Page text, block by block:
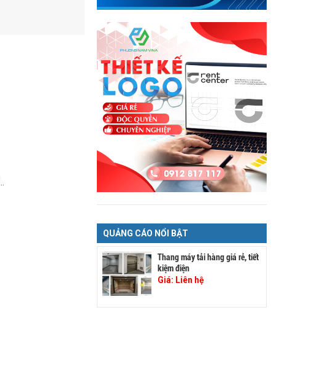
QUẢNG CÁO NỔI BẬT
Thang máy tải hàng giá rẻ, tiết
kiệm điện
Giá: Liên hệ